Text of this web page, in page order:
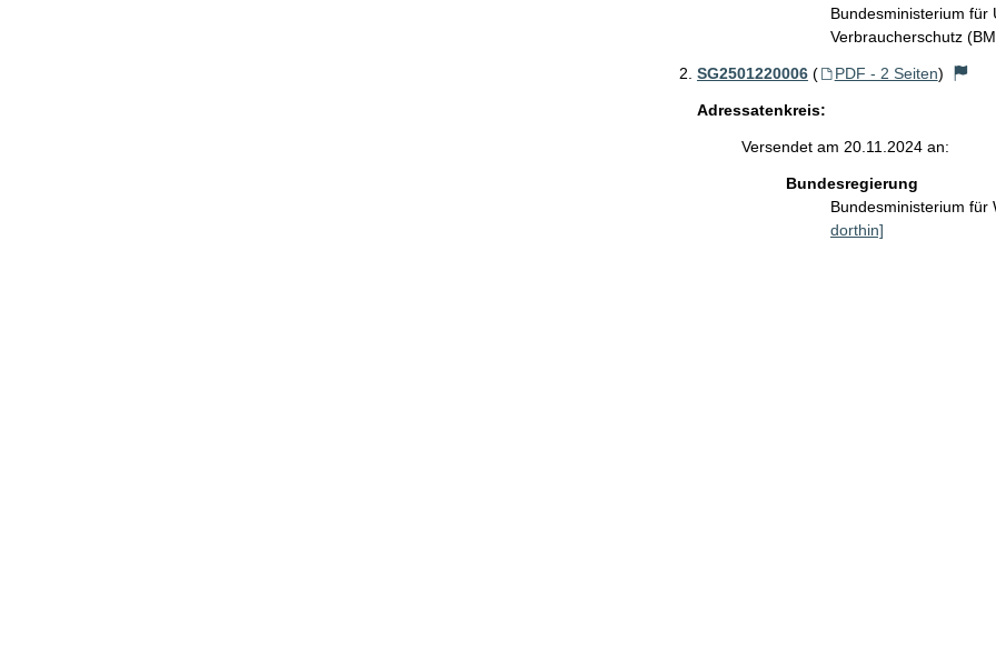
Bundesministerium für
Verbraucherschutz
SG2501220006 ( PDF - 2 Seiten)
Adressatenkreis:
Versendet am 20.11.2024 an:
Bundesregierung
Bundesministerium für
dorthin]